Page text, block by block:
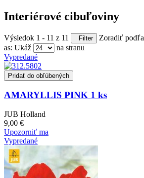
Interiérové cibuľoviny
Výsledok 1 - 11 z 11 Filter Zoradiť podľa
as: Ukáž
na stranu
Vypredané
Pridať do obľúbených
AMARYLLIS PINK 1 ks
JUB Holland
9,00 €
Upozorniť ma
Vypredané